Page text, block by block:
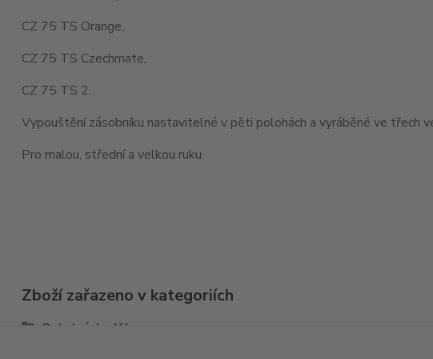
CZ 75 TS Orange,
CZ 75 TS Czechmate,
CZ 75 TS 2.
Vypouštění zásobníku nastavitelné v pěti polohách a vyráběné ve třech
Pro malou, střední a velkou ruku.
Zboží zařazeno v kategoriích
Ostatní doplňky